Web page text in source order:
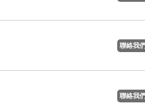
聯絡我
聯絡我